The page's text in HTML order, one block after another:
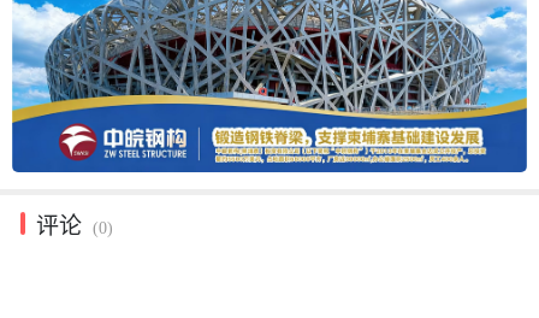
评论 (0)